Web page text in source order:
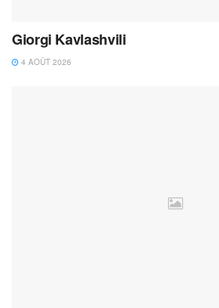
Giorgi Kavlashvili
4 AOÛT 2026